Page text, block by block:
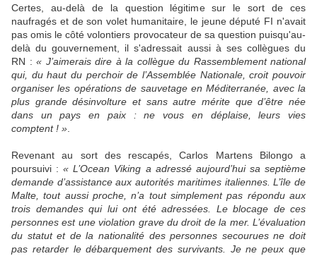
Certes, au-delà de la question légitime sur le sort de ces
naufragés et de son volet humanitaire, le jeune député FI n'avait
pas omis le côté volontiers provocateur de sa question puisqu'au-
delà du gouvernement, il s'adressait aussi à ses collègues du
RN : « J’aimerais dire à la collègue du Rassemblement national
qui, du haut du perchoir de l’Assemblée Nationale, croit pouvoir
organiser les opérations de sauvetage en Méditerranée, avec la
plus grande désinvolture et sans autre mérite que d’être née
dans un pays en paix : ne vous en déplaise, leurs vies
comptent ! »
Revenant au sort des rescapés, Carlos Martens Bilongo a
poursuivi :« L’Ocean Viking a adressé aujourd’hui sa septième
demande d’assistance aux autorités maritimes italiennes. L’île de
Malte, tout aussi proche, n’a tout simplement pas répondu aux
trois demandes qui lui ont été adressées. Le blocage de ces
personnes est une violation grave du droit de la mer. L’évaluation
du statut et de la nationalité des personnes secourues ne doit
pas retarder le débarquement des survivants. Je ne peux que